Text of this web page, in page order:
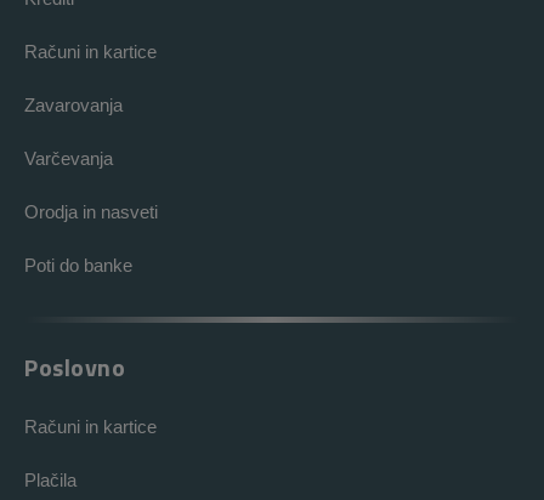
Računi in kartice
Zavarovanja
Varčevanja
Orodja in nasveti
Poti do banke
Poslovno
Računi in kartice
Plačila